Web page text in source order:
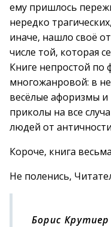
ему пришлось
нередко
иначе, нашло своё
числе той, которая
Книге непростой
многожанровой: в
весёлые афоризмы
приколы на все
людей от
Короче, книга
Не поленись,
Борис Крутиер